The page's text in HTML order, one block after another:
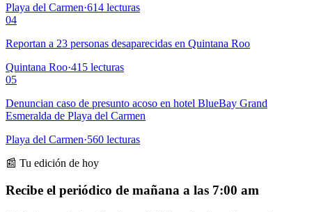
Playa del Carmen·614 lecturas
04
Reportan a 23 personas desaparecidas en Quintana Roo
Quintana Roo·415 lecturas
05
Denuncian caso de presunto acoso en hotel BlueBay Grand
Esmeralda de Playa del Carmen
Playa del Carmen·560 lecturas
📰 Tu edición de hoy
Recibe el periódico de mañana a las 7:00 am